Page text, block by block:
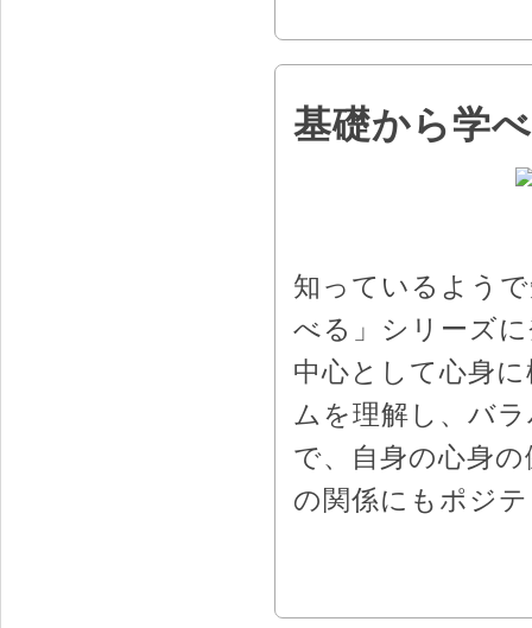
基礎から学
知っているよう
べる」シリーズ
中心として心身
ムを理解し、バ
で、自身の心身
の関係にもポジ